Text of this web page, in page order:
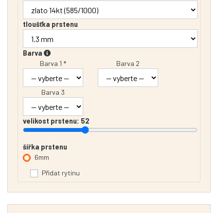
tloušťka prstenu
Barva
Barva 1 *
Barva 2
Barva 3
velikost prstenu: 52
šířka prstenu
6mm
Přidat rytinu